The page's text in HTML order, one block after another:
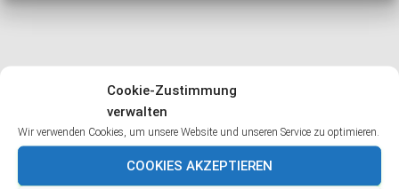
Cookie-Zustimmung
verwalten
Wir verwenden Cookies, um unsere Website und unseren Service zu optimieren.
COOKIES AKZEPTIEREN
Ähnliche Beiträge